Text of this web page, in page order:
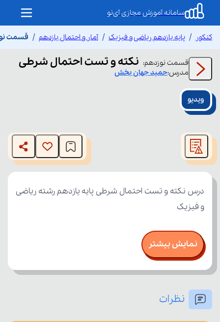
سامانه آموزش مجازی آی‌نو
کنکور پایه یازدهم ریاضی و فیزیک آمار و احتمال یازدهم قسمت
قسمت نوزدهم: نکته و تست احتمال شرطی
مدرس:حمیدجهان بخش
ویدیو
modal
window.
The media could not be loaded, either because the server
or network failed or because the format is not supported.
و فیزیک
نمایش بیشتر
نظرات